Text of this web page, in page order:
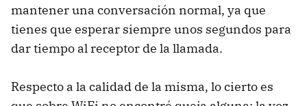
mantener una conversación normal, ya que
tienes que esperar siempre unos segundos para
dar tiempo al receptor de la llamada.
Respecto a la calidad de la misma, lo cierto es